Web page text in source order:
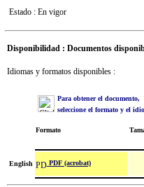
Estado : En vigor
Disponibilidad : Documentos
Idiomas y formatos disponibles :
Para obtener el documento,
seleccione el formato y el
Formato
English PDF (acrobat)